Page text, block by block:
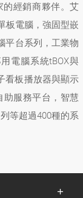
的經銷商夥伴。艾
板電腦，強固型嵌
平台系列，工業物
電腦系統tBOX與
看板播放器與顯示
助服務平台，智慧
等超過400種的系